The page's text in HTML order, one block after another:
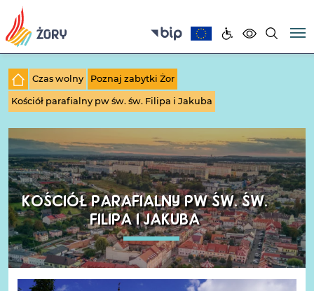
Czas wolny Poznaj zabytki Żor
Kościół parafialny pw św. św. Filipa i Jakuba
KOŚCIÓŁ PARAFIALNY PW ŚW. ŚW.
FILIPA I JAKUBA